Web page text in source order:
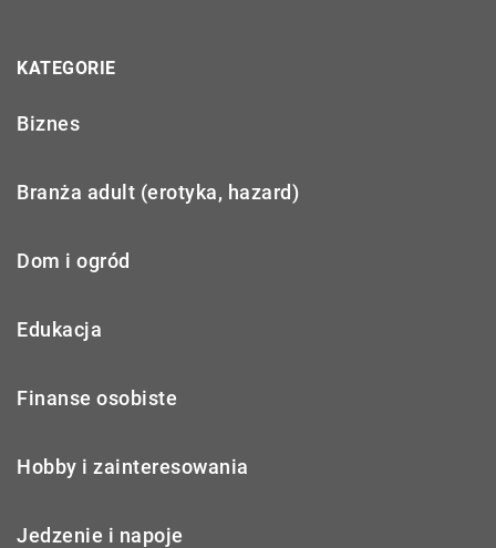
KATEGORIE
Biznes
Branża adult (erotyka, hazard)
Dom i ogród
Edukacja
Finanse osobiste
Hobby i zainteresowania
Jedzenie i napoje